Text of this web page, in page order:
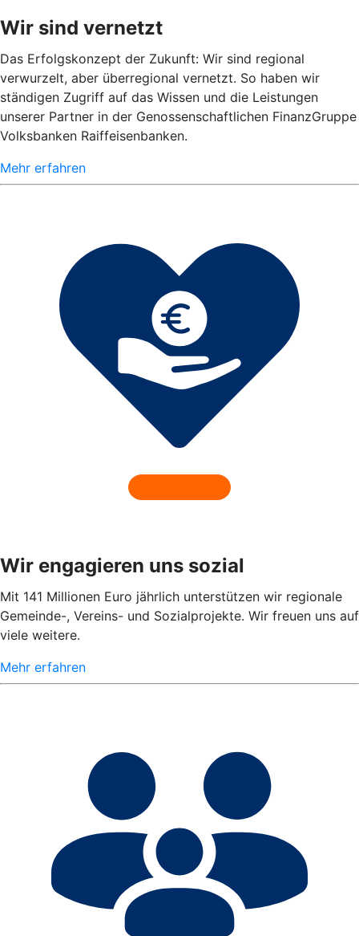
Wir sind vernetzt
Das Erfolgskonzept der Zukunft: Wir sind regional
verwurzelt, aber überregional vernetzt. So haben wir
ständigen Zugriff auf das Wissen und die Leistungen
unserer Partner in der Genossenschaftlichen FinanzGruppe
Volksbanken Raiffeisenbanken.
Mehr erfahren
Wir engagieren uns sozial
Mit 141 Millionen Euro jährlich unterstützen wir regionale
Gemeinde-, Vereins- und Sozialprojekte. Wir freuen uns auf
viele weitere.
Mehr erfahren